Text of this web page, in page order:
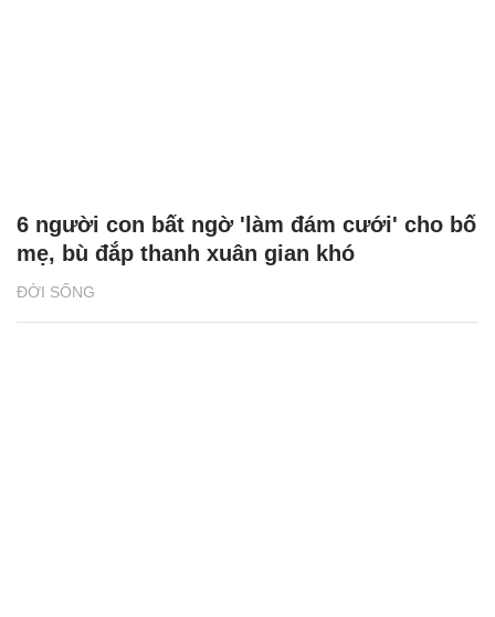
ĐỜI SỐNG
6 người con bất ngờ 'làm đám cưới' cho bố
mẹ, bù đắp thanh xuân gian khó